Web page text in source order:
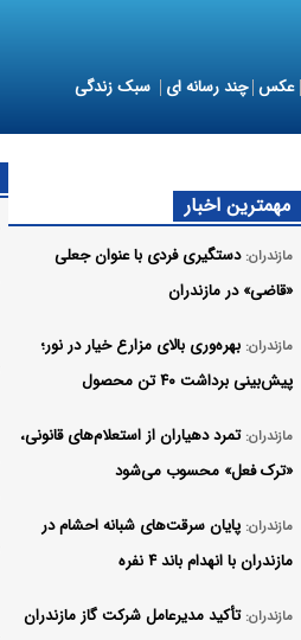
عکس چند رسانه ای سبک زندگی
مهمترین اخبار
مازندران: دستگیری فردی با عنوان جعلی
«قاضی» در مازندران
مازندران: بهره‌وری بالای مزارع خیار در نور؛
پیش‌بینی برداشت ۴۰ تن محصول
مازندران: تمرد دهیاران از استعلام‌های قانونی،
«ترک فعل» محسوب می‌شود
مازندران: پایان سرقت‌های شبانه احشام در
مازندران با انهدام باند ۴ نفره
مازندران: تأکید مدیرعامل شرکت گاز مازندران